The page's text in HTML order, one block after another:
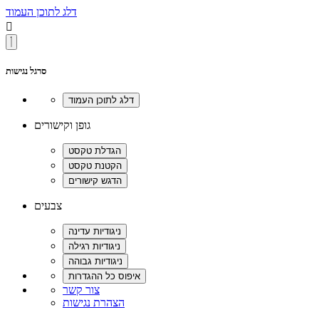
דלג לתוכן העמוד

סרגל נגישות
גופן וקישורים
צבעים
צור קשר
הצהרת נגישות